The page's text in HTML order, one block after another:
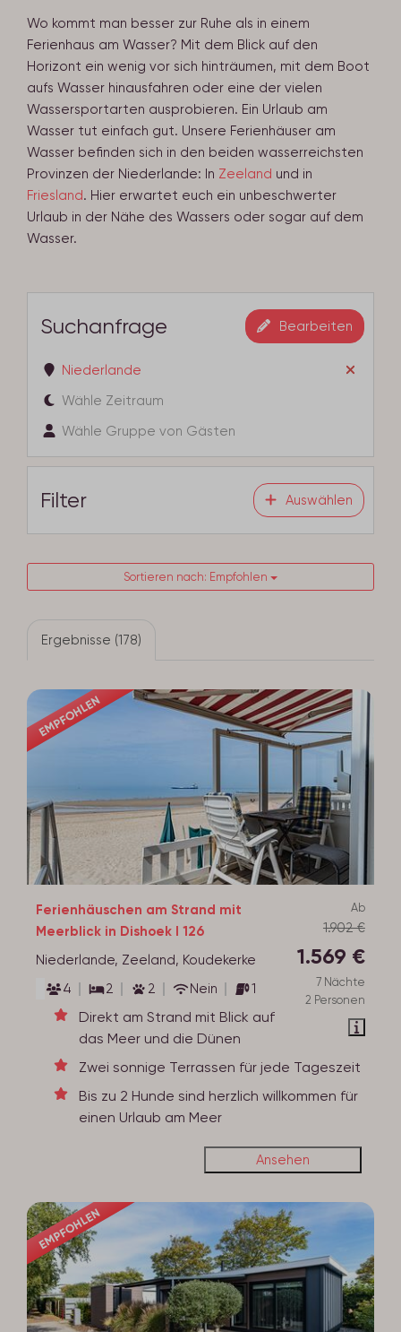
Wo kommt man besser zur Ruhe als in einem
Ferienhaus am Wasser? Mit dem Blick auf den
Horizont ein wenig vor sich hinträumen, mit dem Boot
aufs Wasser hinausfahren oder eine der vielen
Wassersportarten ausprobieren. Ein Urlaub am
Wasser tut einfach gut. Unsere Ferienhäuser am
Wasser befinden sich in den beiden wasserreichsten
Provinzen der Niederlande: In Zeeland und in
Friesland. Hier erwartet euch ein unbeschwerter
Urlaub in der Nähe des Wassers oder sogar auf dem
Wasser.
Suchanfrage Bearbeiten
Niederlande
Wähle Zeitraum
Wähle Gruppe von Gästen
Filter Auswählen
Sortieren nach: Empfohlen
Ergebnisse (178)
EMPFOHLEN
Ab
1.902 €
1.569 €
7 Nächte
2 Personen
Ferienhäuschen am Strand mit
Meerblick in Dishoek I 126
Niederlande, Zeeland, Koudekerke
4
2 2 Nein 1
Direkt am Strand mit Blick auf
das Meer und die Dünen
Zwei sonnige Terrassen für jede Tageszeit
Bis zu 2 Hunde sind herzlich willkommen für
einen Urlaub am Meer
Ansehen
EMPFOHLEN